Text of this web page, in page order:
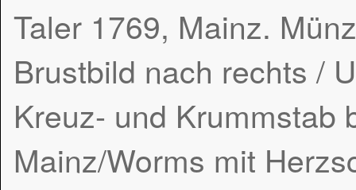
Taler 1769, Mainz.
Brustbild nach rechts /
Kreuz- und Krummstab
Mainz/Worms mit